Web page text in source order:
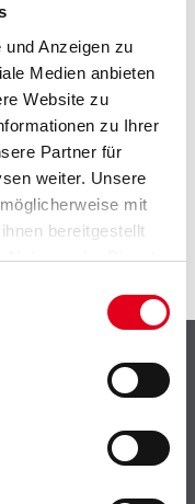
Anzeigen zu
Medien anbieten
Website zu
zu Ihrer
Partner für
weiter. Unsere
mit
bereitgestellt
Nutzung der Dienste
der Lösung und
möglich beheben.
Online-Shop
SHOP